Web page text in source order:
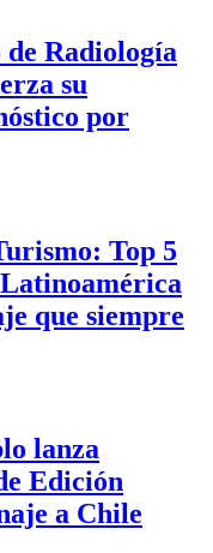
de Radiología
su
por
Top 5
Latinoamérica
que siempre
lanza
Edición
a Chile